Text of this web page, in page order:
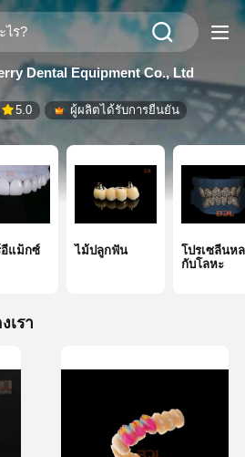
Dental Equipment Co., Ltd
5.0 ผู้ผลิตได้รับการยืนยัน
อีแม็กซ์ ไม้ปลูกฟัน
โปรเซลีนห
กับโลหะ
รา